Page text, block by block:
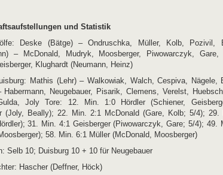
und Statistik
Deske (Bätge) – Ondruschka, Müller, Kolb, Pozivil,
– McDonald, Mudryk, Moosberger, Piwowarczyk, Gare,
Klughardt (Neumann, Heinz)
Mathis (Lehr) – Walkowiak, Walch, Cespiva, Nägele,
Habermann, Neugebauer, Pisarik, Clemens, Verelst,
Joly Tore: 12. Min. 1:0 Hördler (Schiener,
(Joly, Beally); 22. Min. 2:1 McDonald (Gare, Kolb; 5/4);
31. Min. 4:1 Geisberger (Piwowarczyk, Gare; 5/4); 49.
58. Min. 6:1 Müller (McDonald, Moosberger)
Selb 10; Duisburg 10 + 10 für Neugebauer
Hascher (Deffner, Höck)